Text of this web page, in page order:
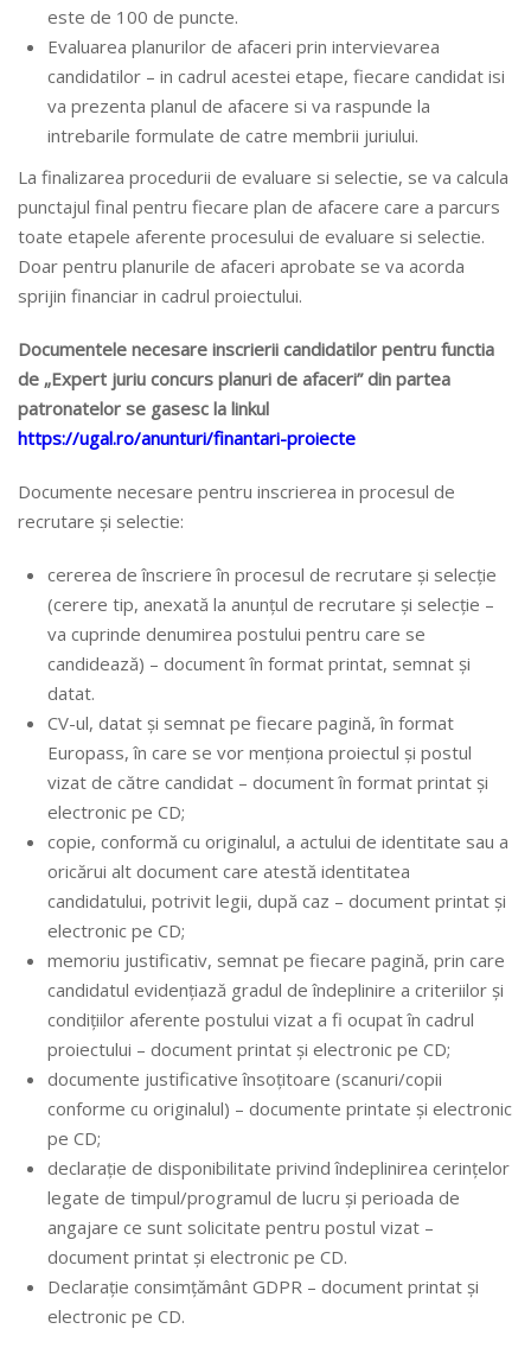
este de 100 de puncte.
Evaluarea planurilor de afaceri prin intervievarea
candidatilor – in cadrul acestei etape, fiecare candidat isi
va prezenta planul de afacere si va raspunde la
intrebarile formulate de catre membrii juriului.
La finalizarea procedurii de evaluare si selectie, se va calcula
punctajul final pentru fiecare plan de afacere care a parcurs
toate etapele aferente procesului de evaluare si selectie.
Doar pentru planurile de afaceri aprobate se va acorda
sprijin financiar in cadrul proiectului.
Documentele necesare inscrierii candidatilor pentru functia
de „Expert juriu concurs planuri de afaceri” din partea
patronatelor se gasesc la linkul
https://ugal.ro/anunturi/finantari-proiecte
Documente necesare pentru inscrierea in procesul de
recrutare și selectie:
cererea de înscriere în procesul de recrutare și selecție
(cerere tip, anexată la anunțul de recrutare și selecție –
va cuprinde denumirea postului pentru care se
candidează) – document în format printat, semnat și
datat.
CV-ul, datat și semnat pe fiecare pagină, în format
Europass, în care se vor menționa proiectul și postul
vizat de către candidat – document în format printat și
electronic pe CD;
copie, conformă cu originalul, a actului de identitate sau a
oricărui alt document care atestă identitatea
candidatului, potrivit legii, după caz – document printat și
electronic pe CD;
memoriu justificativ, semnat pe fiecare pagină, prin care
candidatul evidențiază gradul de îndeplinire a criteriilor și
condițiilor aferente postului vizat a fi ocupat în cadrul
proiectului – document printat și electronic pe CD;
documente justificative însoțitoare (scanuri/copii
conforme cu originalul) – documente printate și electronic
pe CD;
declarație de disponibilitate privind îndeplinirea cerințelor
legate de timpul/programul de lucru și perioada de
angajare ce sunt solicitate pentru postul vizat –
document printat și electronic pe CD.
Declarație consimțământ GDPR – document printat și
electronic pe CD.